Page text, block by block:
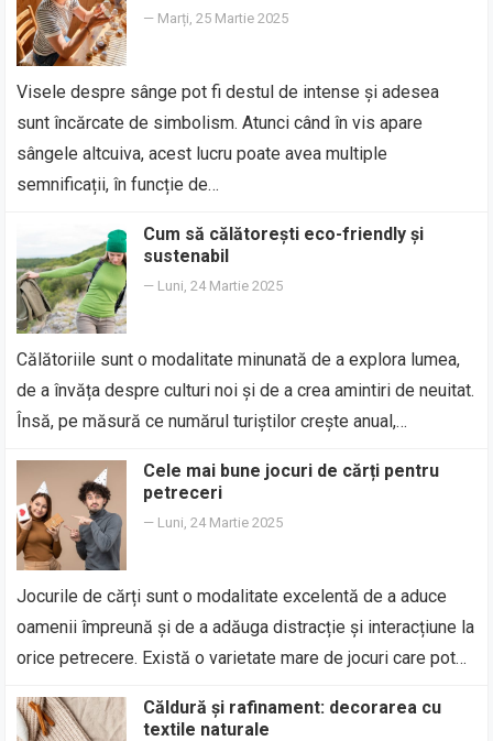
— Marți, 25 Martie 2025
Visele despre sânge pot fi destul de intense și adesea
sunt încărcate de simbolism. Atunci când în vis apare
sângele altcuiva, acest lucru poate avea multiple
semnificații, în funcție de…
Cum să călătorești eco-friendly și
sustenabil
— Luni, 24 Martie 2025
Călătoriile sunt o modalitate minunată de a explora lumea,
de a învăța despre culturi noi și de a crea amintiri de neuitat.
Însă, pe măsură ce numărul turiștilor crește anual,…
Cele mai bune jocuri de cărți pentru
petreceri
— Luni, 24 Martie 2025
Jocurile de cărți sunt o modalitate excelentă de a aduce
oamenii împreună și de a adăuga distracție și interacțiune la
orice petrecere. Există o varietate mare de jocuri care pot…
Căldură și rafinament: decorarea cu
textile naturale